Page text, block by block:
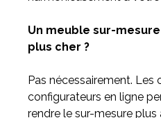
Un meuble sur-
plus cher ?
Pas nécessairement. Les
configurateurs en ligne
rendre le sur-mesure plus